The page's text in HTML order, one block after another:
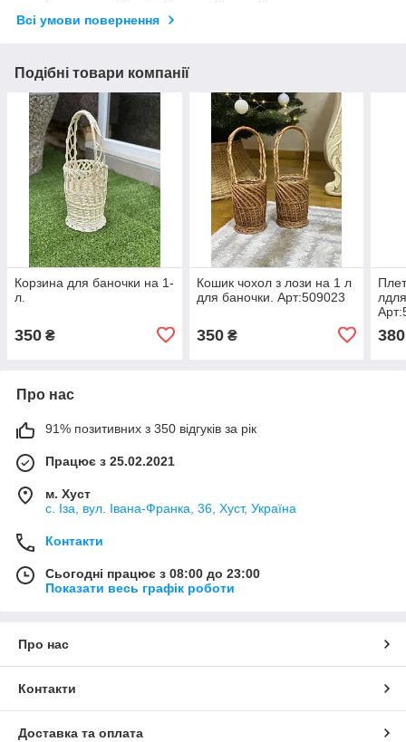
Всі умови повернення
Подібні товари компанії
Корзина для баночки на 1-
л.
350 ₴
Кошик чохол з лози на 1 л
для баночки. Арт:509023
350₴ 380
Про нас
91% позитивних з 350 відгуків за рік
Працює з 25.02.2021
м. Хуст
с. Іза, вул. Івана-Франка, 36, Хуст, Україна
Контакти
Сьогодні працює з 08:00 до 23:00
Показати весь графік роботи
Про нас
Контакти
Доставка та оплата